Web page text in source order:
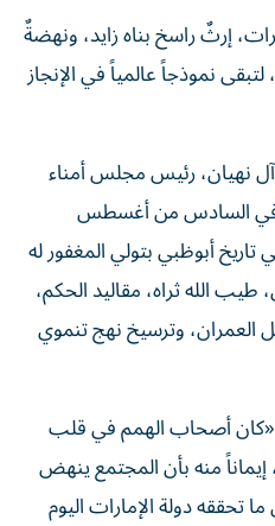
إرثٌ راسخ بناه زايد، ونهضةٌ
نموذجاً عالمياً في الإنجاز
نهيان، رئيس مجلس أمناء
في السادس من أغسطس
تاريخ أبوظبي بتولي المغفور له
الله ثراه، مقاليد الحكم،
العمران، وترسيخ نهج تنموي
«كان أصحاب الهمم في قلب
منه بأن المجتمع ينهض
تحققه دولة الإمارات اليوم